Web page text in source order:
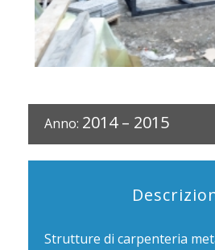
Anno: 2014 – 2015
Strutture di carpenteria